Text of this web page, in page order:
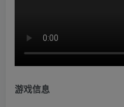
游戏信息